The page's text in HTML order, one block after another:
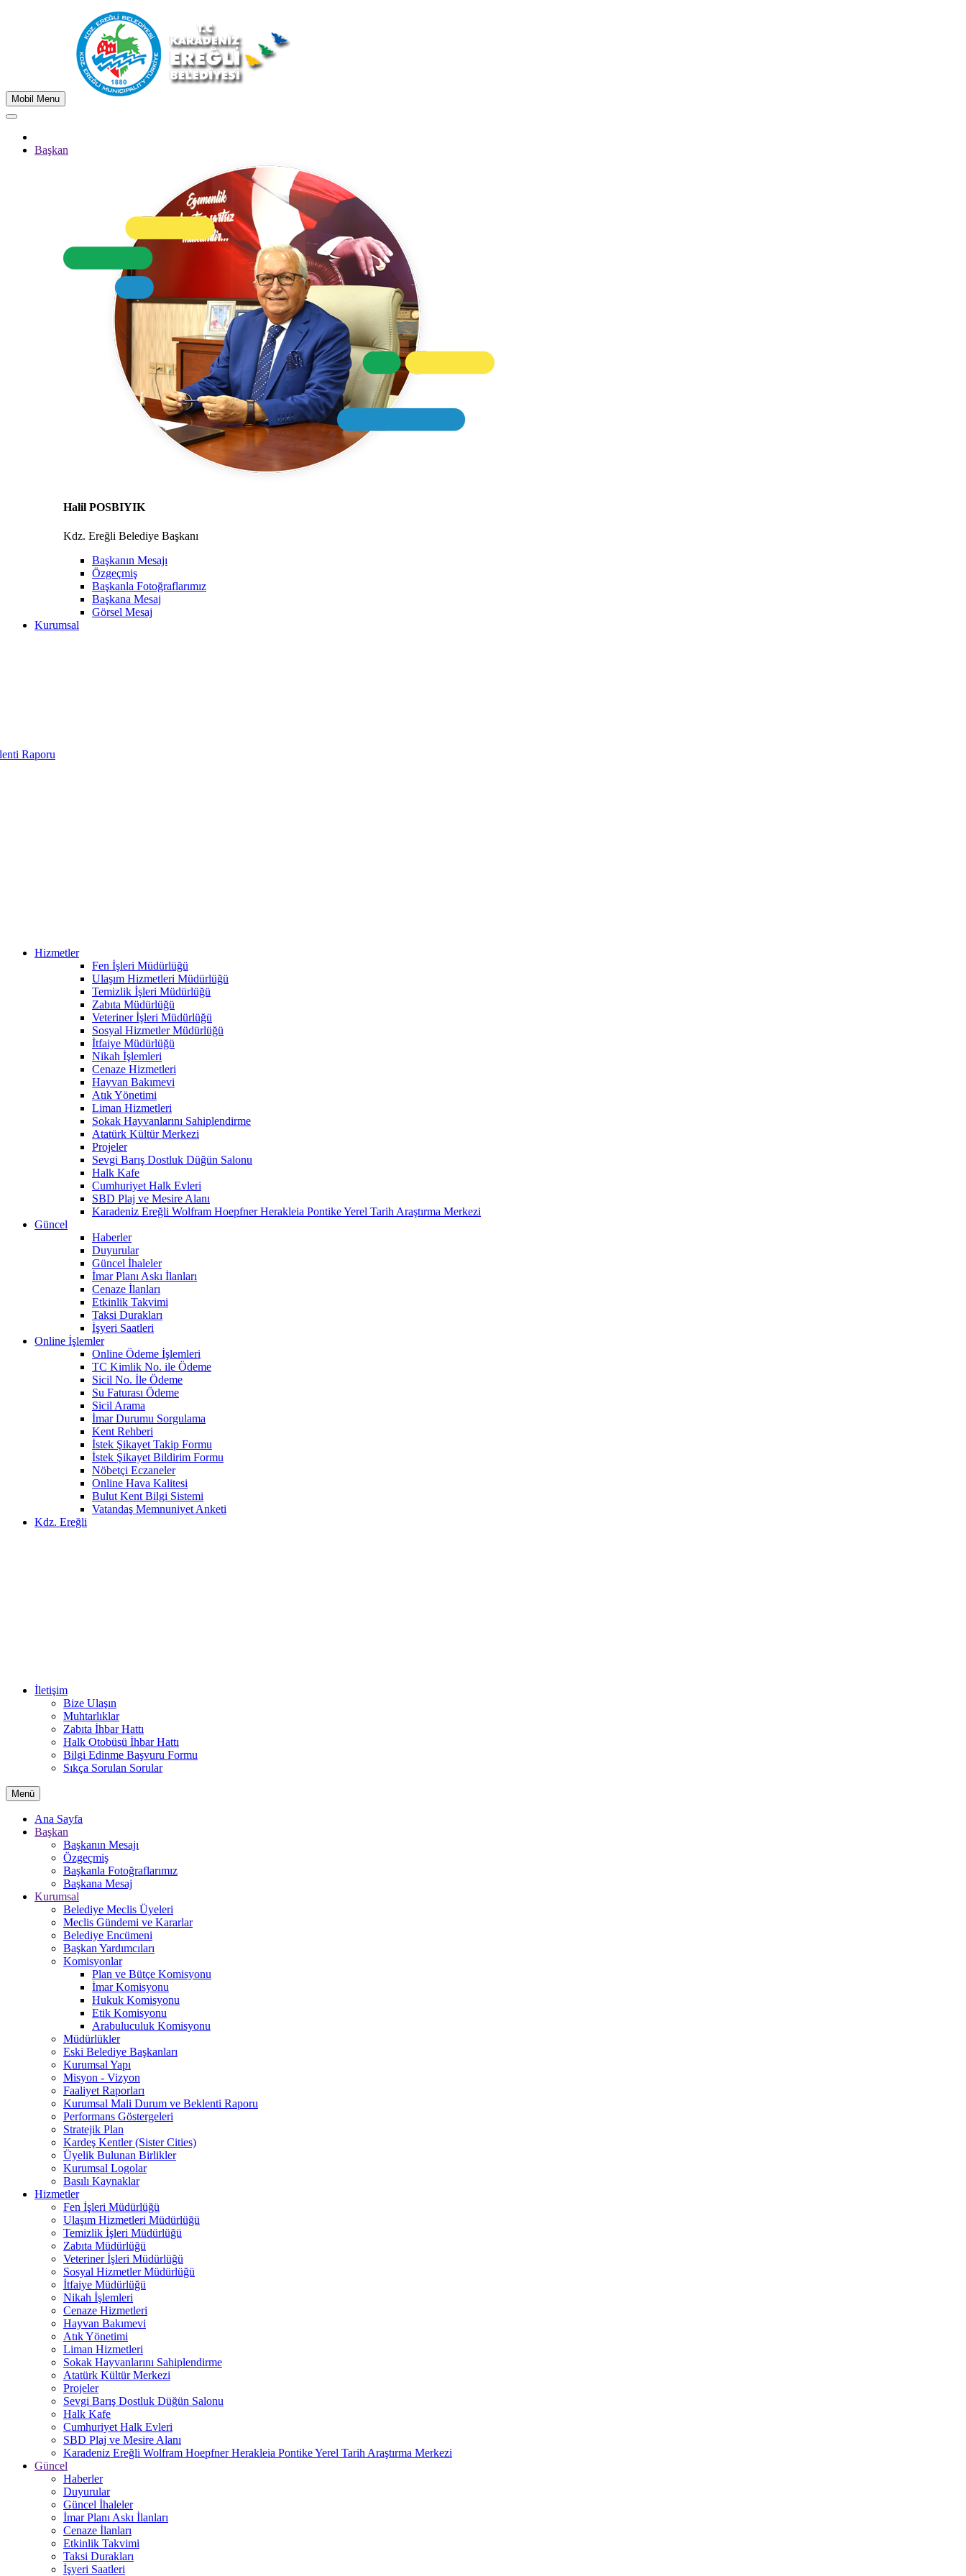
Mobil Menu
Başkan
Halil POSBIYIK
Kdz. Ereğli Belediye Başkanı
Başkanın Mesajı
Özgeçmiş
Başkanla Fotoğraflarımız
Başkana Mesaj
Görsel Mesaj
Kurumsal
Raporu
Hizmetler
Fen İşleri Müdürlüğü
Ulaşım Hizmetleri Müdürlüğü
Temizlik İşleri Müdürlüğü
Zabıta Müdürlüğü
Veteriner İşleri Müdürlüğü
Sosyal Hizmetler Müdürlüğü
İtfaiye Müdürlüğü
Nikah İşlemleri
Cenaze Hizmetleri
Hayvan Bakımevi
Atık Yönetimi
Liman Hizmetleri
Sokak Hayvanlarını Sahiplendirme
Atatürk Kültür Merkezi
Projeler
Sevgi Barış Dostluk Düğün Salonu
Halk Kafe
Cumhuriyet Halk Evleri
SBD Plaj ve Mesire Alanı
Karadeniz Ereğli Wolfram Hoepfner Herakleia Pontike Yerel Tarih Araştırma Merkezi
Güncel
Haberler
Duyurular
Güncel İhaleler
İmar Planı Askı İlanları
Cenaze İlanları
Etkinlik Takvimi
Taksi Durakları
İşyeri Saatleri
Online İşlemler
Online Ödeme İşlemleri
TC Kimlik No. ile Ödeme
Sicil No. İle Ödeme
Su Faturası Ödeme
Sicil Arama
İmar Durumu Sorgulama
Kent Rehberi
İstek Şikayet Takip Formu
İstek Şikayet Bildirim Formu
Nöbetçi Eczaneler
Online Hava Kalitesi
Bulut Kent Bilgi Sistemi
Vatandaş Memnuniyet Anketi
Kdz. Ereğli
İletişim
Bize Ulaşın
Muhtarlıklar
Zabıta İhbar Hattı
Halk Otobüsü İhbar Hattı
Bilgi Edinme Başvuru Formu
Sıkça Sorulan Sorular
Menü
Ana Sayfa
Başkan
Başkanın Mesajı
Özgeçmiş
Başkanla Fotoğraflarımız
Başkana Mesaj
Kurumsal
Belediye Meclis Üyeleri
Meclis Gündemi ve Kararlar
Belediye Encümeni
Başkan Yardımcıları
Komisyonlar
Plan ve Bütçe Komisyonu
İmar Komisyonu
Hukuk Komisyonu
Etik Komisyonu
Arabuluculuk Komisyonu
Müdürlükler
Eski Belediye Başkanları
Kurumsal Yapı
Misyon - Vizyon
Faaliyet Raporları
Kurumsal Mali Durum ve Beklenti Raporu
Performans Göstergeleri
Stratejik Plan
Kardeş Kentler (Sister Cities)
Üyelik Bulunan Birlikler
Kurumsal Logolar
Basılı Kaynaklar
Hizmetler
Fen İşleri Müdürlüğü
Ulaşım Hizmetleri Müdürlüğü
Temizlik İşleri Müdürlüğü
Zabıta Müdürlüğü
Veteriner İşleri Müdürlüğü
Sosyal Hizmetler Müdürlüğü
İtfaiye Müdürlüğü
Nikah İşlemleri
Cenaze Hizmetleri
Hayvan Bakımevi
Atık Yönetimi
Liman Hizmetleri
Sokak Hayvanlarını Sahiplendirme
Atatürk Kültür Merkezi
Projeler
Sevgi Barış Dostluk Düğün Salonu
Halk Kafe
Cumhuriyet Halk Evleri
SBD Plaj ve Mesire Alanı
Karadeniz Ereğli Wolfram Hoepfner Herakleia Pontike Yerel Tarih Araştırma Merkezi
Güncel
Haberler
Duyurular
Güncel İhaleler
İmar Planı Askı İlanları
Cenaze İlanları
Etkinlik Takvimi
Taksi Durakları
İşyeri Saatleri